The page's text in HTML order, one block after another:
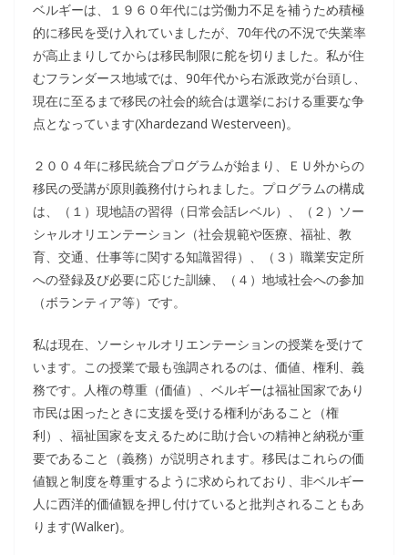
ベルギーは、１９６０年代には労働力不足を補うため積極
的に移民を受け入れていましたが、70年代の不況で失業率
が高止まりしてからは移民制限に舵を切りました。私が住
むフランダース地域では、90年代から右派政党が台頭し、
現在に至るまで移民の社会的統合は選挙における重要な争
点となっています(Xhardezand Westerveen)。
２００４年に移民統合プログラムが始まり、ＥＵ外からの
移民の受講が原則義務付けられました。プログラムの構成
は、（１）現地語の習得（日常会話レベル）、（２）ソー
シャルオリエンテーション（社会規範や医療、福祉、教
育、交通、仕事等に関する知識習得）、（３）職業安定所
への登録及び必要に応じた訓練、（４）地域社会への参加
（ボランティア等）です。
私は現在、ソーシャルオリエンテーションの授業を受けて
います。この授業で最も強調されるのは、価値、権利、義
務です。人権の尊重（価値）、ベルギーは福祉国家であり
市民は困ったときに支援を受ける権利があること（権
利）、福祉国家を支えるために助け合いの精神と納税が重
要であること（義務）が説明されます。移民はこれらの価
値観と制度を尊重するように求められており、非ベルギー
人に西洋的価値観を押し付けていると批判されることもあ
ります(Walker)。